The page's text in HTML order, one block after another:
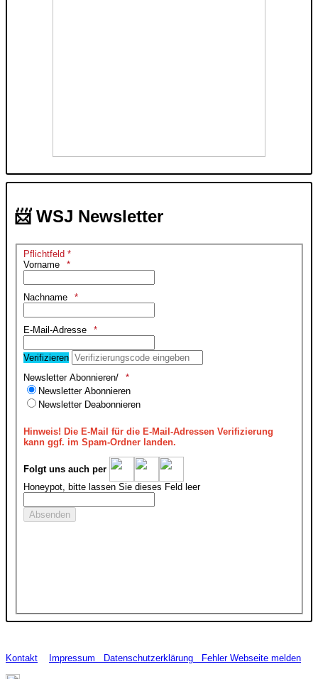
📨 WSJ Newsletter
Pflichtfeld *
Vorname
Nachname
E-Mail-Adresse
Verifizieren
Newsletter Abonnieren/
Newsletter Abonnieren
Newsletter Deabonnieren
Hinweis!Die E-Mail für die E-Mail-Adressen Verifizierung
kann ggf. im Spam-Ordner landen.
Folgt uns auch per
Honeypot, bitte lassen Sie dieses Feld leer
Kontakt Impressum Datenschutzerklärung Fehler Webseite melden